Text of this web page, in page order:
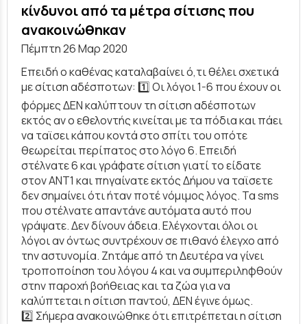
κίνδυνοι από τα μέτρα σίτισης που
ανακοινώθηκαν
Πέμπτη 26 Μαρ 2020
Επειδή ο καθένας καταλαβαίνει ό,τι θέλει σχετικά
με σίτιση αδέσποτων: 1️⃣ Οι λόγοι 1-6 που έχουν οι
φόρμες ΔΕΝ καλύπτουν τη σίτιση αδέσποτων
εκτός αν ο εθελοντής κινείται με τα πόδια και πάει
να ταϊσει κάπου κοντά στο σπίτι του οπότε
θεωρείται περίπατος στο λόγο 6. Επειδή
στέλνατε 6 και γράφατε σίτιση γιατί το είδατε
στον ΑΝΤ1 και πηγαίνατε εκτός Δήμου να ταϊσετε
δεν σημαίνει ότι ήταν ποτέ νόμιμος λόγος. Τα sms
που στέλνατε απαντάνε αυτόματα αυτό που
γράψατε. Δεν δίνουν άδεια. Ελέγχονται όλοι οι
λόγοι αν όντως συντρέχουν σε πιθανό έλεγχο από
την αστυνομία. Ζητάμε από τη Δευτέρα να γίνει
τροποποίηση του λόγου 4 και να συμπεριληφθούν
στην παροχή βοήθειας και τα ζώα για να
καλύπτεται η σίτιση παντού, ΔΕΝ έγινε όμως.
2️⃣ Σήμερα ανακοινώθηκε ότι επιτρέπεται η σίτιση